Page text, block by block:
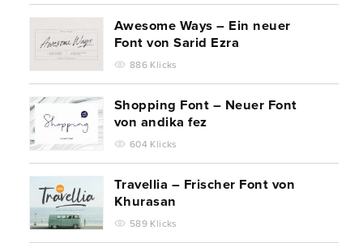
Awesome Ways – Ein neuer
Font von Sarid Ezra
886 Klicks
Shopping Font – Neuer Font
von andika fez
604 Klicks
Travellia – Frischer Font von
Khurasan
589 Klicks